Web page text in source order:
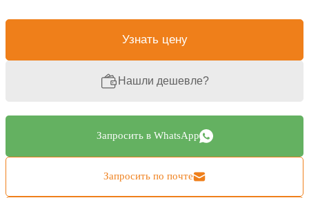
Узнать цену
Нашли дешевле?
Запросить в WhatsApp
Запросить по почте